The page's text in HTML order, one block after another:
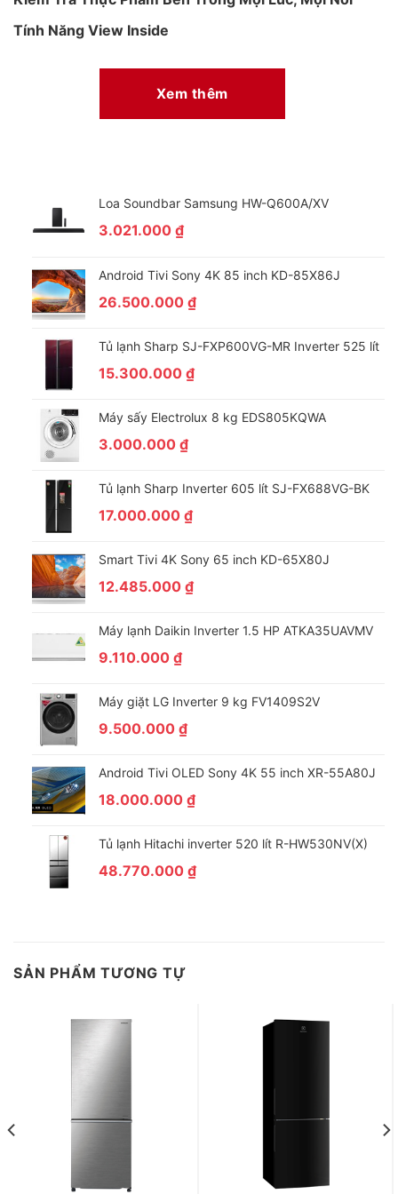
Tính Năng View Inside
Sẻ Chia Mọi Khoảnh Khắc Với Những Người Thân Yêu
Dễ dàng chia sẻ mọi tin tức, lời nhắn, video hay những phút
giây đặc biệt với các thành viên trong gia đình trên màn hình
di động là bạn đã có thể trình chiếu bất kì hình ảnh, video hay
tự tay vẽ tranh, phát một bản nhạc yêu thích ngay trong chính
Ứng Dụng SmartView & Hệ Thống Loa Sống Động
Thưởng thức những bản nhạc yêu thích với hệ thống loa sống
Xem thêm
Loa Soundbar Samsung HW-Q600A/XV
3.021.000 ₫
Android Tivi Sony 4K 85 inch KD-85X86J
26.500.000 ₫
Tủ lạnh Sharp SJ-FXP600VG-MR Inverter 525 lít
15.300.000 ₫
Máy sấy Electrolux 8 kg EDS805KQWA
3.000.000 ₫
Tủ lạnh Sharp Inverter 605 lít SJ-FX688VG-BK
17.000.000 ₫
Smart Tivi 4K Sony 65 inch KD-65X80J
12.485.000 ₫
Máy lạnh Daikin Inverter 1.5 HP ATKA35UAVMV
9.110.000 ₫
Máy giặt LG Inverter 9 kg FV1409S2V
9.500.000 ₫
Android Tivi OLED Sony 4K 55 inch XR-55A80J
18.000.000 ₫
Tủ lạnh Hitachi inverter 520 lít R-HW530NV(X)
48.770.000 ₫
SẢN PHẨM TƯƠNG TỰ